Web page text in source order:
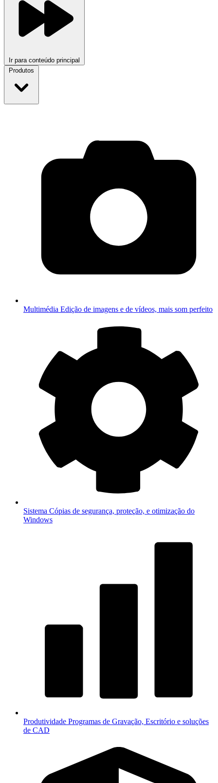
Ir para conteúdo principal
Produtos
Multimédia Edição de imagens e de vídeos, mais som perfeito
Sistema Cópias de segurança, proteção, e otimização do
Windows
Produtividade Programas de Gravação, Escritório e soluções
de CAD